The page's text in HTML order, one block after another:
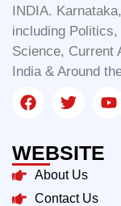
INDIA.
including
Science, Current
India & Around
WEBSITE
About Us
Contact Us